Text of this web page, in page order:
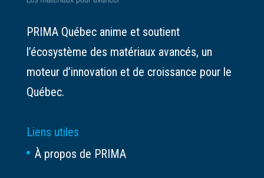
PRIMA Québec anime et soutient
l’écosystème des matériaux avancés, un
moteur d’innovation et de croissance pour le
Québec.
Liens utiles
À propos de PRIMA